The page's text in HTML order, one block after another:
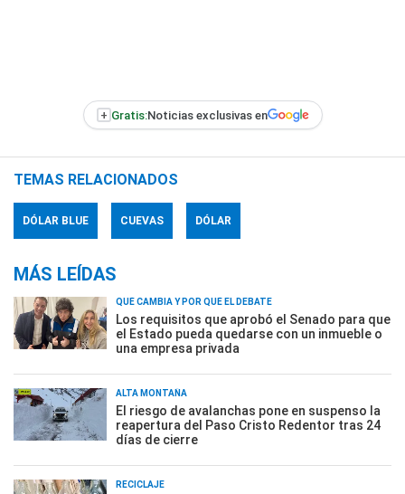
+ Gratis:Noticias exclusivas en
TEMAS RELACIONADOS
DÓLAR BLUE CUEVAS DÓLAR
MÁS LEÍDAS
QUÉ CAMBIA Y POR QUÉ EL DEBATE
Los requisitos que aprobó el Senado para que
el Estado pueda quedarse con un inmueble o
una empresa privada
ALTA MONTAÑA
El riesgo de avalanchas pone en suspenso la
reapertura del Paso Cristo Redentor tras 24
días de cierre
RECICLAJE